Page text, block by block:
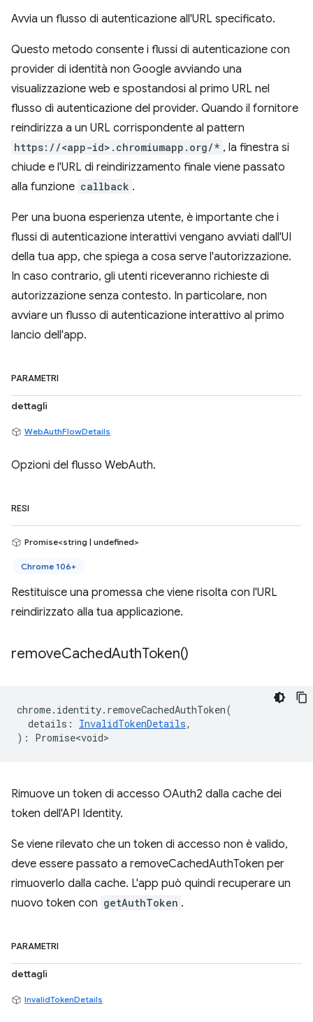
Avvia un flusso di autenticazione all'URL specificato.
Questo metodo consente i flussi di autenticazione con
provider di identità non Google avviando una
visualizzazione web e spostandosi al primo URL nel
flusso di autenticazione del provider. Quando il fornitore
reindirizza a un URL corrispondente al pattern
https://<app-id>.chromiumapp.org/* , la finestra si
chiude e l'URL di reindirizzamento finale viene passato
alla funzione callback .
Per una buona esperienza utente, è importante che i
flussi di autenticazione interattivi vengano avviati dall'UI
della tua app, che spiega a cosa serve l'autorizzazione.
In caso contrario, gli utenti riceveranno richieste di
autorizzazione senza contesto. In particolare, non
avviare un flusso di autenticazione interattivo al primo
lancio dell'app.
PARAMETRI
dettagli
WebAuthFlowDetails
Opzioni del flusso WebAuth.
RESI
Promise<string | undefined>
Chrome 106+
Restituisce una promessa che viene risolta con l'URL
reindirizzato alla tua applicazione.
removeCachedAuthToken()
chrome. identity. removeCachedAuthToken(
details : InvalidTokenDetails,
) : Promise<void>
Rimuove un token di accesso OAuth2 dalla cache dei
token dell'API Identity.
Se viene rilevato che un token di accesso non è valido,
deve essere passato a removeCachedAuthToken per
rimuoverlo dalla cache. L'app può quindi recuperare un
nuovo token con getAuthToken .
PARAMETRI
dettagli
InvalidTokenDetails